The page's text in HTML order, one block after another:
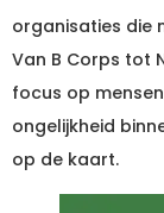
organisaties die
Van B Corps tot
focus op
ongelijkheid
op de kaart.